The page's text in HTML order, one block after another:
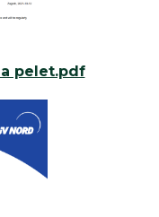
pelet.pdf